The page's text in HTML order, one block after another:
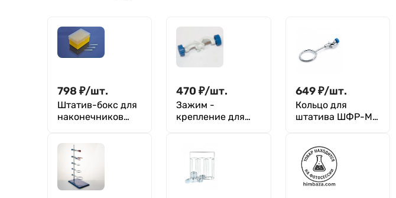
798 ₽/шт.
Штатив-бокс для
наконечников
Greetmed
470 ₽/шт.
Зажим -
крепление для
649₽/шт.
Кольцо для
штатива ШФР-ММ